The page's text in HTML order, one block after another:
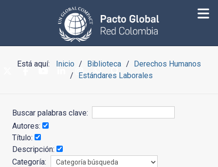
Está aquí: Inicio Biblioteca
Derechos Humanos
Estándares Laborales
Buscar palabras clave:
Autores:
Título:
Descripción:
Categoría: